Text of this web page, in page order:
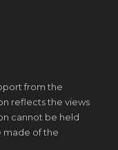
from the
reflects the views
cannot be held
made of the